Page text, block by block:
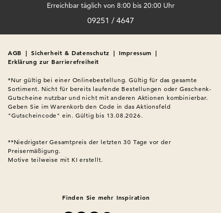
Erreichbar täglich von 8:00 bis 20:00 Uhr
09251 / 4647
AGB | Sicherheit & Datenschutz | Impressum |
Erklärung zur Barrierefreiheit
*Nur gültig bei einer Onlinebestellung. Gültig für das gesamte
Sortiment. Nicht für bereits laufende Bestellungen oder Geschenk-
Gutscheine nutzbar und nicht mit anderen Aktionen kombinierbar.
Geben Sie im Warenkorb den Code in das Aktionsfeld
"Gutscheincode" ein. Gültig bis 13.08.2026.
**Niedrigster Gesamtpreis der letzten 30 Tage vor der
Preisermäßigung.
Motive teilweise mit KI erstellt.
Finden Sie mehr Inspiration